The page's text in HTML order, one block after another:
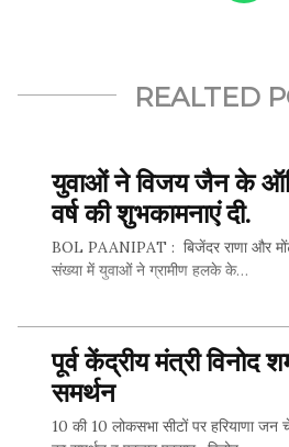
REALTED
युवाओं ने विजय जैन के
वर्ष की शुभकामनाएं दी.
BOL PAANIPAT : बिजेंदर राणा और
संख्या में युवाओं ने ग्रामीण हलके के…
SHARE THIS...
पूर्व केंद्रीय मंत्री विनोद
समर्थन
10 की 10 लोकसभा सीटों पर हरियाणा जन